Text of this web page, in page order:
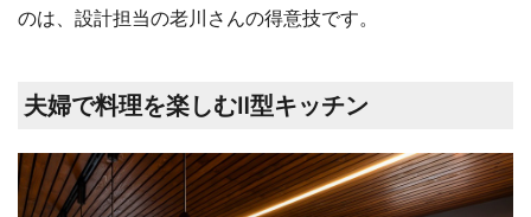
のは、設計担当の老川さんの得意技です。
夫婦で料理を楽しむⅡ型キッチン